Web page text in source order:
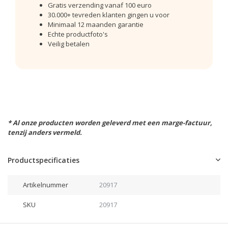
Gratis verzending vanaf 100 euro
30.000+ tevreden klanten gingen u voor
Minimaal 12 maanden garantie
Echte productfoto's
Veilig betalen
* Al onze producten worden geleverd met een marge-factuur,
tenzij anders vermeld.
Productspecificaties
Artikelnummer 20917
SKU 20917